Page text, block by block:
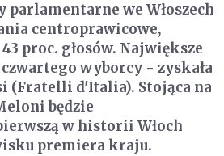
we Włoszech
centroprawicowe,
proc. głosów. Największe
wyborcy - zyskała
(Fratelli d'Italia). Stojąca na
będzie
w historii Włoch
premiera kraju.